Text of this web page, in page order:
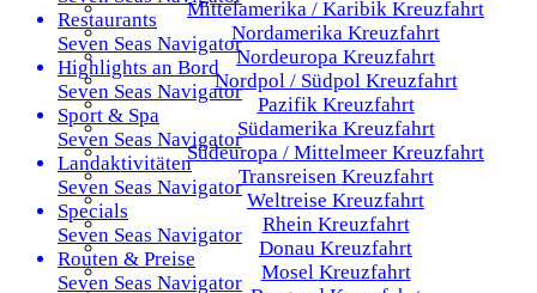
Mittelamerika / Karibik Kreuzfahrt
Nordamerika Kreuzfahrt
Nordeuropa Kreuzfahrt
Nordpol / Südpol Kreuzfahrt
Pazifik Kreuzfahrt
Südamerika Kreuzfahrt
Südeuropa / Mittelmeer Kreuzfahrt
Transreisen Kreuzfahrt
Weltreise Kreuzfahrt
Rhein Kreuzfahrt
Donau Kreuzfahrt
Mosel Kreuzfahrt
Restaurants
Seven Seas Navigator
Highlights an Bord
Seven Seas Navigator
Sport & Spa
Seven Seas Navigator
Landaktivitäten
Seven Seas Navigator
Specials
Seven Seas Navigator
Routen & Preise
Seven Seas Navigator